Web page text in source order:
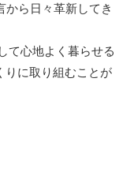
から日々革新してき
て心地よく暮らせる
りに取り組むことが